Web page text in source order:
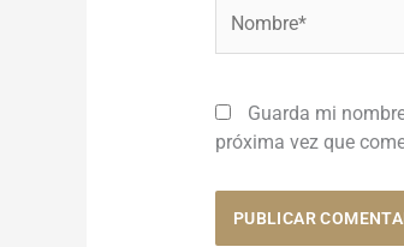
Guarda mi
próxima vez que